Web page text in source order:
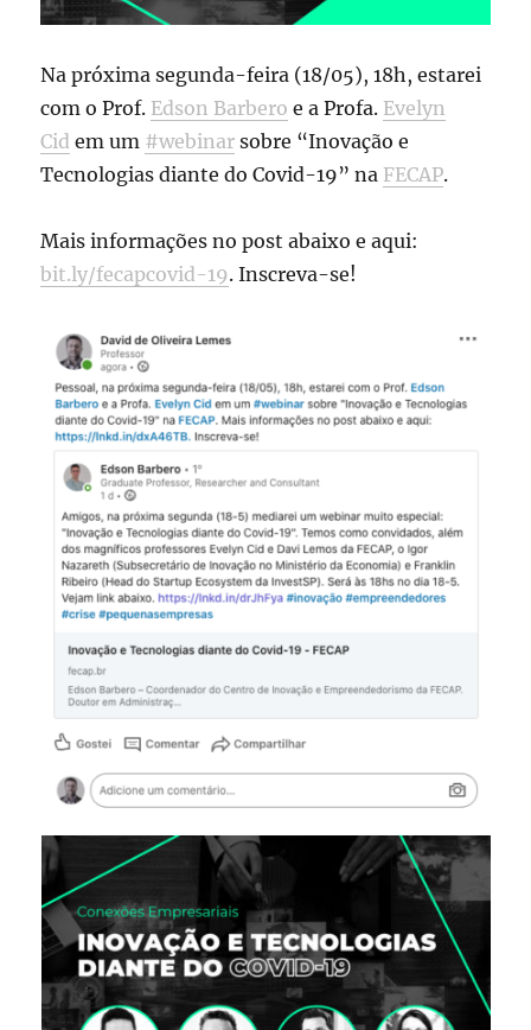
Na próxima segunda-feira (18/05), 18h, estarei
com o Prof. Edson Barbero e a Profa. Evelyn
Cid em um #webinar sobre “Inovação e
Tecnologias diante do Covid-19” na FECAP.
Mais informações no post abaixo e aqui:
bit.ly/fecapcovid-19. Inscreva-se!